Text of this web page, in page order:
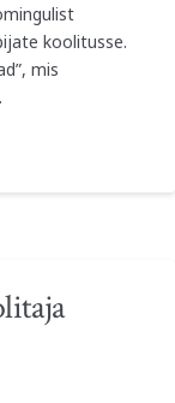
koolitusse.
mis